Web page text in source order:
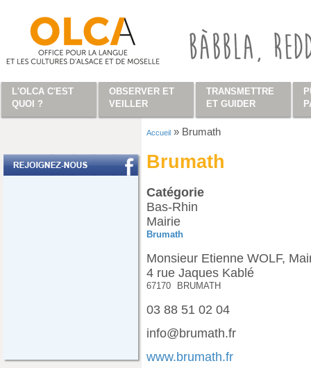
Accueil » Brumath
Brumath
Catégorie
Bas-Rhin
Mairie
Brumath
Monsieur Etienne WOLF,
4 rue Jaques Kablé
67170 BRUMATH
03 88 51 02 04
info@brumath.fr
www.brumath.fr
L'OLCA C'EST
QUOI ?
OBSERVER ET
VEILLER
TRANSMETTRE
ET GUIDER